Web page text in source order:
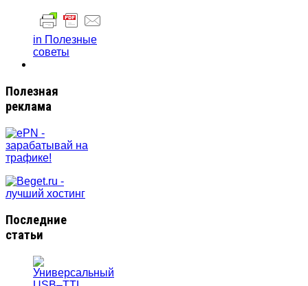
in Полезные
советы
Полезная
реклама
Последние
статьи